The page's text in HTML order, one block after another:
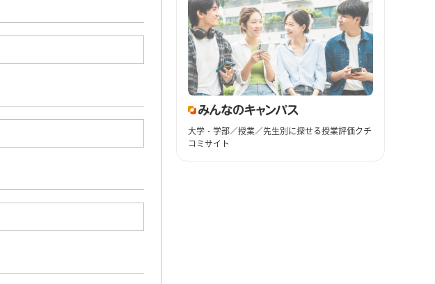
大学・学部／授業／先生別に探せる授業評価クチ
コミサイト